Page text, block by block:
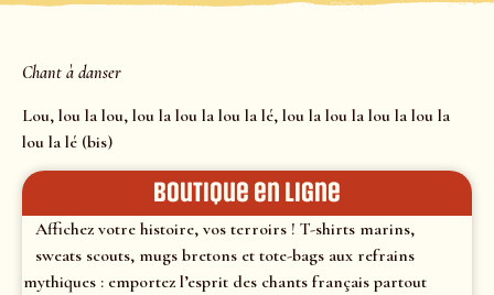
Chant à danser
Lou, lou la lou, lou la lou la lou la lé, lou la lou la lou la lou la
lou la lé (bis)
Boutique en ligne
Affichez votre histoire, vos terroirs ! T-shirts marins,
sweats scouts, mugs bretons et tote-bags aux refrains
mythiques : emportez l’esprit des chants français partout